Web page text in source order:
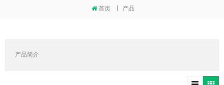
首页 | 产品
产品简介